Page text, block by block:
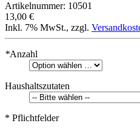
Artikelnummer: 10501
13,00 €
Inkl. 7% MwSt., zzgl.
*Anzahl
Haushaltszutaten
* Pflichtfelder